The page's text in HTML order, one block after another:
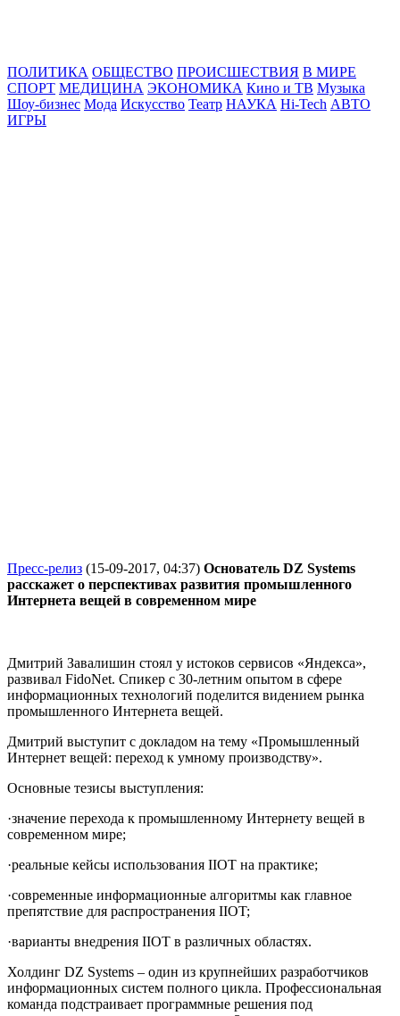
ПОЛИТИКА ОБЩЕСТВО ПРОИСШЕСТВИЯ В МИРЕ
СПОРТ МЕДИЦИНА ЭКОНОМИКА Кино и ТВ Музыка
Шоу-бизнес Мода Искусство Театр НАУКА Hi-Tech АВТО
ИГРЫ
Пресс-релиз (15-09-2017, 04:37) Основатель DZ Systems
расскажет о перспективах развития промышленного
Интернета вещей в современном мире
Дмитрий Завалишин стоял у истоков сервисов «Яндекса»,
развивал FidoNet. Спикер с 30-летним опытом в сфере
информационных технологий поделится видением рынка
промышленного Интернета вещей.
Дмитрий выступит с докладом на тему «Промышленный
Интернет вещей: переход к умному производству».
Основные тезисы выступления:
·значение перехода к промышленному Интернету вещей в
современном мире;
·реальные кейсы использования IIOT на практике;
·современные информационные алгоритмы как главное
препятствие для распространения IIOT;
·варианты внедрения IIOT в различных областях.
Холдинг DZ Systems – один из крупнейших разработчиков
информационных систем полного цикла. Профессиональная
команда подстраивает программные решения под